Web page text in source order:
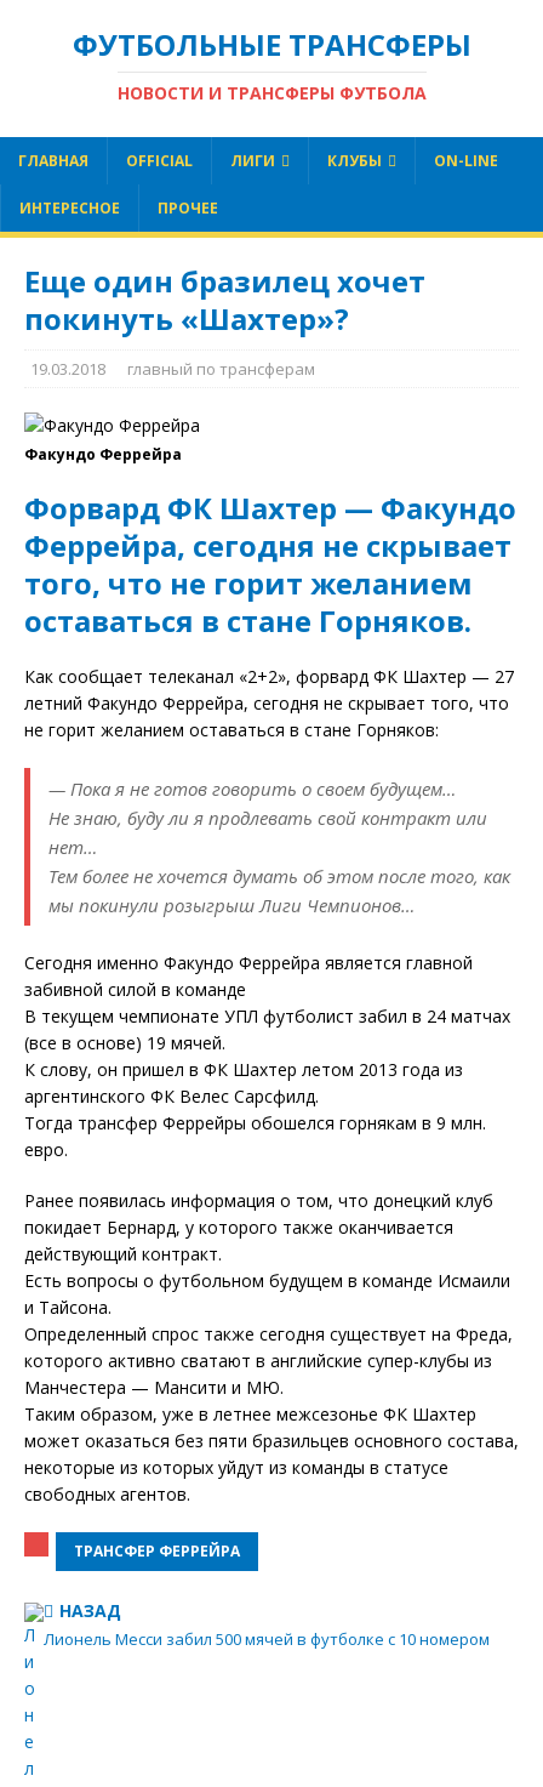
ФУТБОЛЬНЫЕ ТРАНСФЕРЫ
НОВОСТИ И ТРАНСФЕРЫ ФУТБОЛА
ГЛАВНАЯ OFFICIAL ЛИГИ КЛУБЫ ON-LINE
ИНТЕРЕСНОЕ ПРОЧЕЕ
Еще один бразилец хочет
покинуть «Шахтер»?
19.03.2018 главный по трансферам
Факундо Феррейра
Форвард ФК Шахтер — Факундо
Феррейра, сегодня не скрывает
того, что не горит желанием
оставаться в стане Горняков.
Как сообщает телеканал «2+2», форвард ФК Шахтер — 27
летний Факундо Феррейра, сегодня не скрывает того, что
не горит желанием оставаться в стане Горняков:
— Пока я не готов говорить о своем будущем…
Не знаю, буду ли я продлевать свой контракт или
нет…
Тем более не хочется думать об этом после того, как
мы покинули розыгрыш Лиги Чемпионов…
Сегодня именно Факундо Феррейра является главной
забивной силой в команде
В текущем чемпионате УПЛ футболист забил в 24 матчах
(все в основе) 19 мячей.
К слову, он пришел в ФК Шахтер летом 2013 года из
аргентинского ФК Велес Сарсфилд.
Тогда трансфер Феррейры обошелся горнякам в 9 млн.
евро.
Ранее появилась информация о том, что донецкий клуб
покидает Бернард, у которого также оканчивается
действующий контракт.
Есть вопросы о футбольном будущем в команде Исмаили
и Тайсона.
Определенный спрос также сегодня существует на Фреда,
которого активно сватают в английские супер-клубы из
Манчестера — Мансити и МЮ.
Таким образом, уже в летнее межсезонье ФК Шахтер
может оказаться без пяти бразильцев основного состава,
некоторые из которых уйдут из команды в статусе
свободных агентов.
ТРАНСФЕР ФЕРРЕЙРА
НАЗАД
Лионель Месси забил 500 мячей в футболке с 10 номером